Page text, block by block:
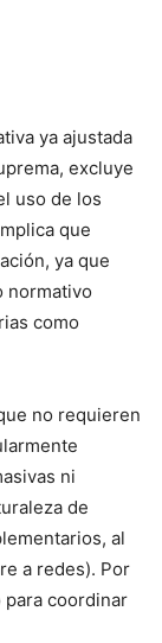
ya ajustada
excluye
uso de los
que
ya que
normativo
como
no requieren
ni
de
al
a redes). Por
coordinar